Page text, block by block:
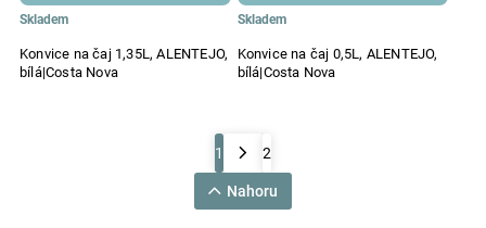
Konvice na čaj 1,35L, ALENTEJO,
bílá|Costa Nova
Skladem
Konvice na čaj 0,5L, ALENTEJO,
bílá|Costa Nova
Skladem
1 2
Nahoru